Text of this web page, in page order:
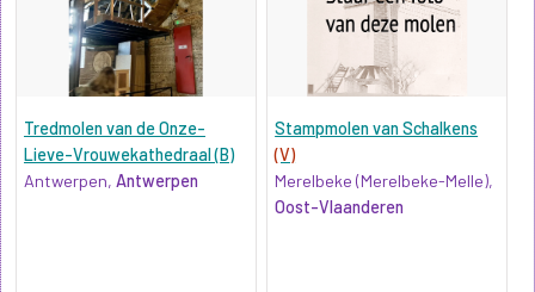
Tredmolen van de Onze-
Lieve-Vrouwekathedraal (B)
Antwerpen, Antwerpen
Stampmolen van Schalkens
(V)
Merelbeke (Merelbeke-Melle),
Oost-Vlaanderen